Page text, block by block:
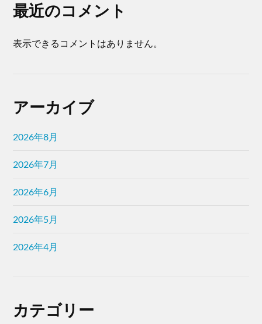
最近のコメント
表示できるコメントはありません。
アーカイブ
2026年8月
2026年7月
2026年6月
2026年5月
2026年4月
カテゴリー